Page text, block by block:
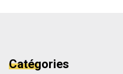
Catégories